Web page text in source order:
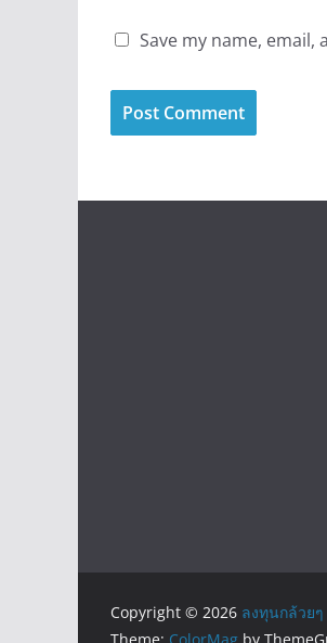
Save my name,
Copyright © 2026 ลงทุนกล้วย